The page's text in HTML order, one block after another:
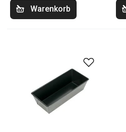
Warenkorb